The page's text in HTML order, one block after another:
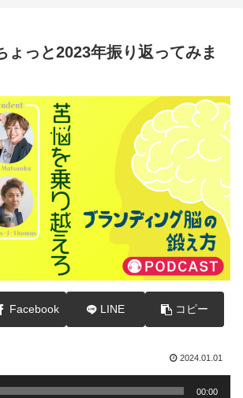
ょっと2023年振り返ってみま
Facebook LINE コピー
2024.01.01
00:00